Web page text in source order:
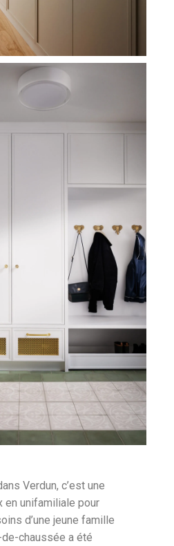
Verdun, c’est une
en unifamiliale pour
d’une jeune famille
chaussée a été